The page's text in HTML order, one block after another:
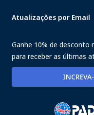
Atualizações por Email
Ganhe 10% de desconto
para receber as últimas